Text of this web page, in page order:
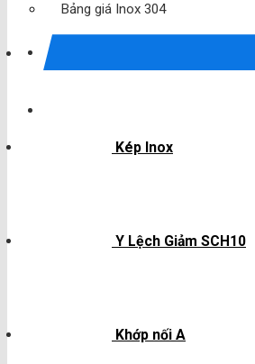
Bảng giá Inox 304
Kép Inox
Y Lệch Giảm SCH10
Khớp nối A